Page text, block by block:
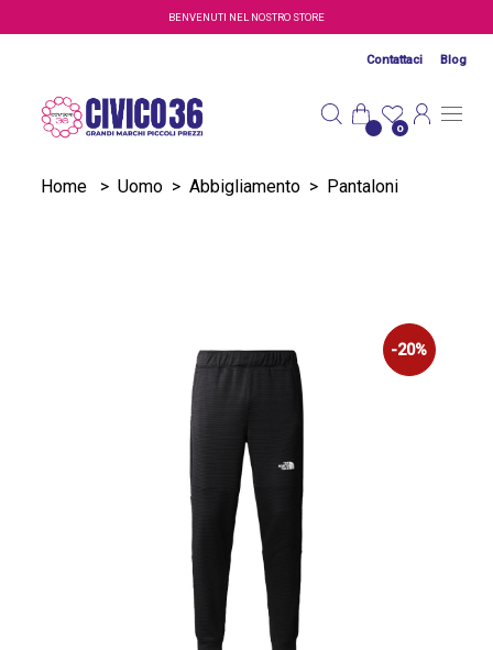
Salta al contenuto principaleBENVENUTI NEL NOSTRO STORE
Contattaci Blog
0
Home > Uomo > Abbigliamento > Pantaloni
-20%